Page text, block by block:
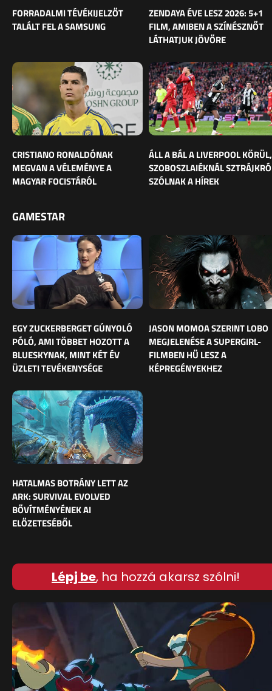
FORRADALMI TÉVÉKIJELZŐT
TALÁLT FEL A SAMSUNG
ZENDAYA ÉVE LESZ 2026: 5+1
FILM, AMIBEN A SZÍNÉSZNŐT
LÁTHATJUK JÖVŐRE
CRISTIANO RONALDÓNAK
MEGVAN A VÉLEMÉNYE A
MAGYAR FOCISTÁRÓL
ÁLL A BÁL A LIVERPOOL KÖRÜL,
SZOBOSZLAIÉKNÁL
SZÓLNAK A HÍREK
GAMESTAR
EGY ZUCKERBERGET GÚNYOLÓ
PÓLÓ, AMI TÖBBET HOZOTT A
BLUESKYNAK, MINT KÉT ÉV
ÜZLETI TEVÉKENYSÉGE
JASON MOMOA SZERINT LOBO
MEGJELENÉSE A SUPERGIRL-
FILMBEN HŰ LESZ A
KÉPREGÉNYEKHEZ
HATALMAS BOTRÁNY LETT AZ
ARK: SURVIVAL EVOLVED
BŐVÍTMÉNYÉNEK AI
ELŐZETESÉBŐL
Lépj be, ha hozzá akarsz szólni!